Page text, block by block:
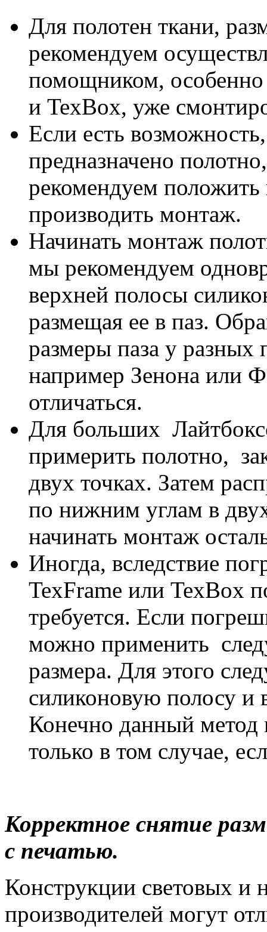
Для полотен ткани,
рекомендуем
помощником, особенно
и TexBox, уже
Если есть
предназначено
рекомендуем положить
производить монтаж.
Начинать монтаж
мы рекомендуем
верхней полосы
размещая ее в паз.
размеры паза у разных
например Зенона или
отличаться.
Для больших
примерить полотно,
двух точках. Затем
по нижним углам в
начинать монтаж
Иногда, вследствие
TexFrame или TexBox
требуется. Если
можно применить
размера. Для этого
силиконовую полосу и
Конечно данный метод
только в том случае,
Корректное снятие
с печатью.
Конструкции световых и
производителей могут